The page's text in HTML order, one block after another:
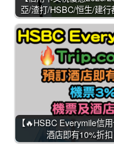
亞/渣打/HSBC/恒生/建
【🔥HSBC Everymile信
酒店即有10%折